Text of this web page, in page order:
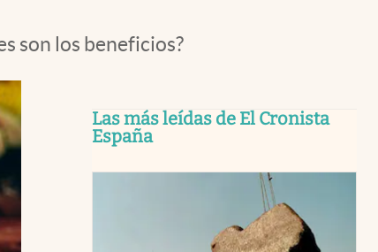
son los beneficios?
Las más leídas de El Cronista
España